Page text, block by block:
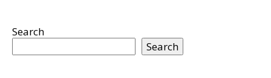
Search
Search